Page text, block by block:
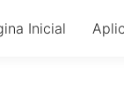
Inicial